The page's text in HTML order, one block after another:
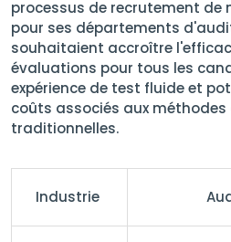
processus de recrutement de
pour ses départements
souhaitaient accroître
évaluations pour tous les
expérience de test fluide et
coûts associés aux
traditionnelles.
Industrie